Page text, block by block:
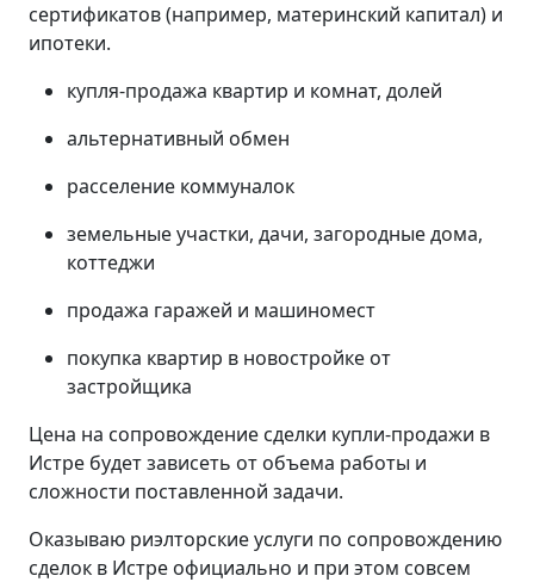
сертификатов (например, материнский капитал) и
ипотеки.
купля-продажа квартир и комнат, долей
альтернативный обмен
расселение коммуналок
земельные участки, дачи, загородные дома,
коттеджи
продажа гаражей и машиномест
покупка квартир в новостройке от
застройщика
Цена на сопровождение сделки купли-продажи в
Истре будет зависеть от объема работы и
сложности поставленной задачи.
Оказываю риэлторские услуги по сопровождению
сделок в Истре официально и при этом совсем